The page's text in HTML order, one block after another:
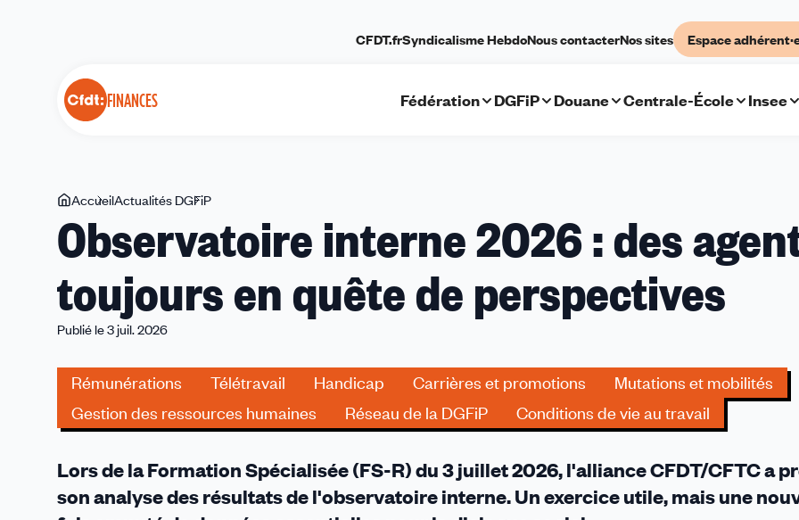
FINANCES
CFDT.frSyndicalisme HebdoNous contacterNos sites Espace
Fédération DGFiP Douane Centrale-École Insee
Vous
êtes
ici
AccueilActualités DGFiP
interne
2026
des
quête
perspectives
Observatoire interne 2026 : des
toujours en quête de perspectives
Publié le 3 juil. 2026
Rémunérations Télétravail Handicap Carrières et promotions
Mutations et mobilités
Gestion des ressources humaines
Réseau de la DGFiP Conditions de vie au travail
Lors de la Formation Spécialisée (FS-R) du 3 juillet 2026, l'alliance CFDT/CFTC a
son analyse des résultats de l'observatoire interne. Un exercice utile, mais une